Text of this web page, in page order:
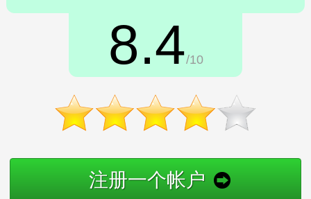
8.4/10
注册一个帐户